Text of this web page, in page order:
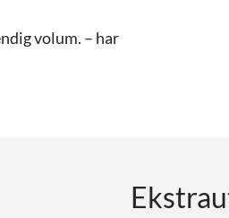
volum. – har